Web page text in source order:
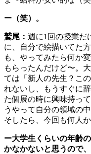
ー（笑）。
鷲尾： 週に1回の授業だ
に、自分で絵描いてた
も、やってみたら何か
もらったんだけど〜。
ては「新人の先生？こ
れないし、もうすぐに
た個展の時に興味持っ
うやって自分の領域の
そしたら、今回も何人
ー大学生くらいの年齢
かなかないと思うので